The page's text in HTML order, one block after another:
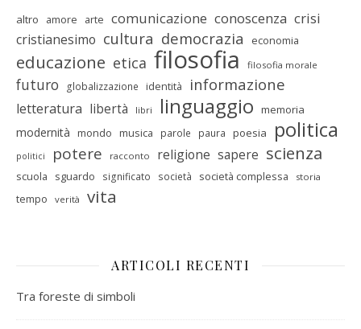
altro amore arte comunicazione conoscenza crisi
cristianesimo cultura democrazia economia
educazione etica filosofia filosofia morale
futuro globalizzazione identità informazione
letteratura libertà libri linguaggio memoria
modernità mondo musica parole paura poesia politica
politici potere racconto religione sapere scienza
scuola sguardo significato società società complessa storia
tempo verità vita
ARTICOLI RECENTI
Tra foreste di simboli